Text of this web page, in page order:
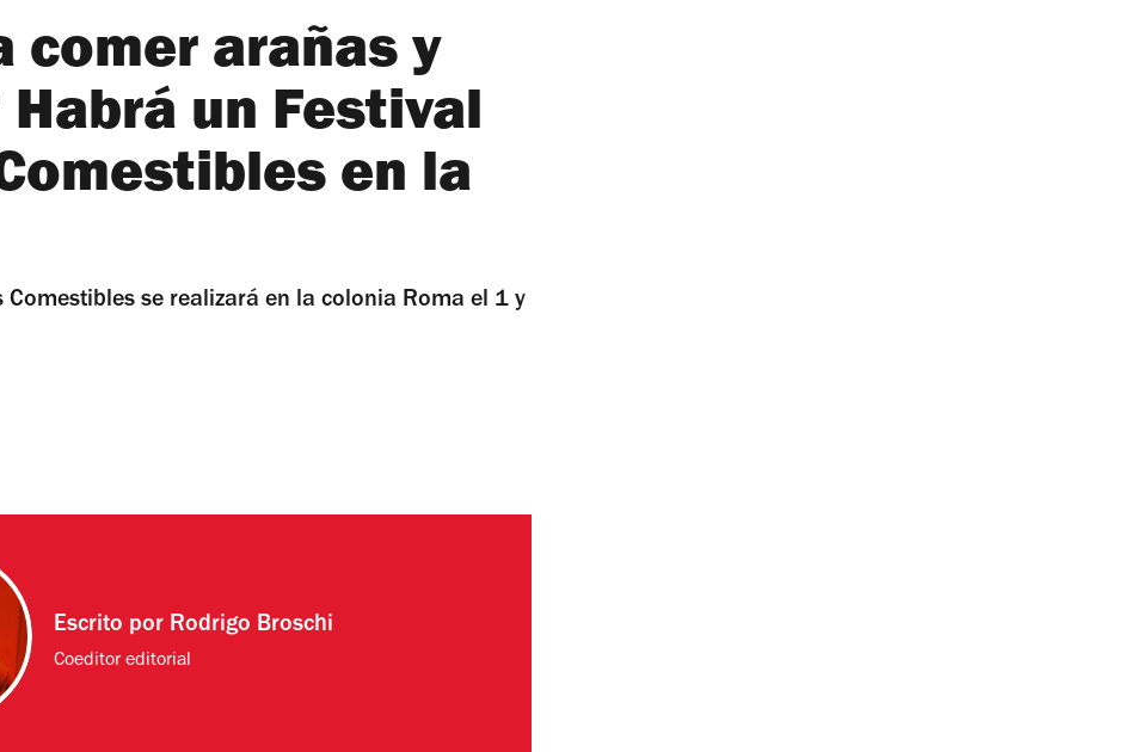
comer arañas y
un Festival
en la
Comestibles se realizará en la colonia Roma el 1 y
Escrito por Rodrigo Broschi
Coeditor editorial